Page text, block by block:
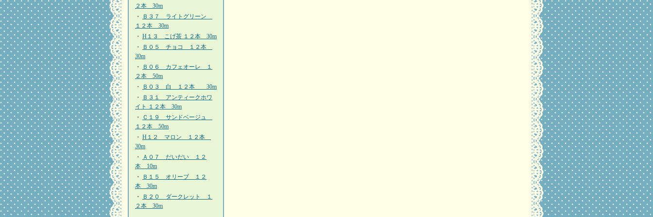
２本 30m
・
Ｂ３７ ライトグリーン
１２本 30m
・ H１３ こげ茶 １２本 30m
・
Ｂ０５ チョコ １２本
30m
・
Ｂ０６ カフェオーレ １
２本 50m
・
Ｂ０３ 白 １２本 30m
・
Ｂ３１ アンティークホワ
イト １２本 30m
・
Ｃ１９ サンドベージュ
１２本 50m
・ H１２ マロン １２本
30m
・
Ａ０７ だいだい １２
本 10m
・
Ｂ１５ オリーブ １２
本 30m
・
Ｂ２０ ダークレット １
２本 30m